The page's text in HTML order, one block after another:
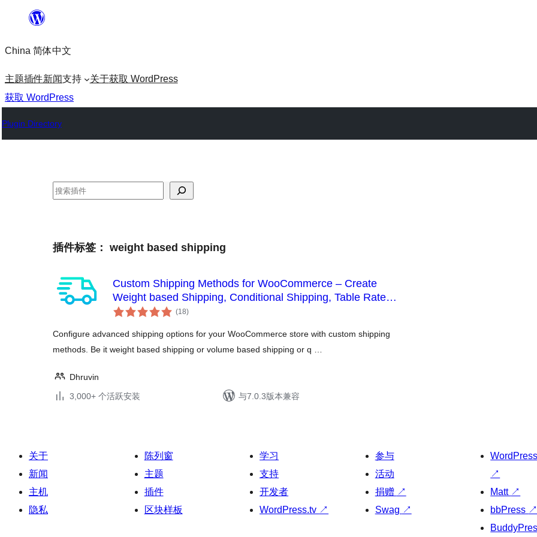
内
容
China 简体中文
主题插件新闻支持 关于获取 WordPress
获取 WordPress
Plugin Directory
搜
插件标签： weight based shipping
Custom Shipping Methods for WooCommerce – Create
Weight based Shipping, Conditional Shipping, Table Rate
Shipping and much more
(18总
评)
Configure advanced shipping options for your WooCommerce store with custom shipping
methods. Be it weight based shipping or volume based shipping or q …
Dhruvin
3,000+ 个活跃安装
与7.0.3版本兼容
关于
新闻
主机
隐私
陈列窗
主题
插件
区块样板
学习
支持
开发者
WordPress.tv ↗
参与
活动
捐赠 ↗
Swag ↗
↗
Matt ↗
bbPress ↗